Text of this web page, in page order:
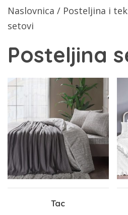
Naslovnica / Posteljina i
setovi
Posteljina
Tac